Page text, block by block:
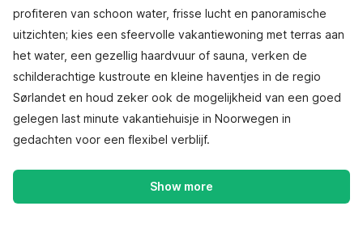
profiteren van schoon water, frisse lucht en panoramische
uitzichten; kies een sfeervolle vakantiewoning met terras aan
het water, een gezellig haardvuur of sauna, verken de
schilderachtige kustroute en kleine haventjes in de regio
Sørlandet en houd zeker ook de mogelijkheid van een goed
gelegen last minute vakantiehuisje in Noorwegen in
gedachten voor een flexibel verblijf.
Show more